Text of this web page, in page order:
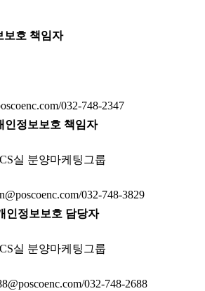
보호 책임자
032-748-2347
인정보보호 책임자
실 분양마케팅그룹
032-748-3829
인정보보호 담당자
실 분양마케팅그룹
032-748-2688